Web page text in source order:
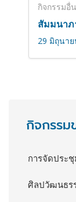
กิจกรรมอื่
29 มิถุนา
กิจกรรม
การจัดประ
ศิลปวัฒนธร